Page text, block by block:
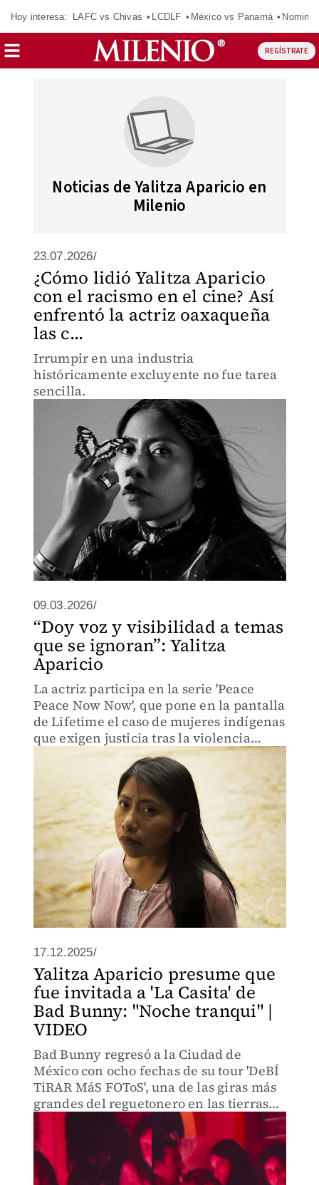
Hoy interesa: LAFC vs Chivas LCDLF México vs Panamá
REGÍSTRATE
Noticias de Yalitza Aparicio en
Milenio
23.07.2026/
¿Cómo lidió Yalitza Aparicio
con el racismo en el cine? Así
enfrentó la actriz oaxaqueña
las c...
Irrumpir en una industria
históricamente excluyente no fue tarea
sencilla.
09.03.2026/
“Doy voz y visibilidad a temas
que se ignoran”: Yalitza
Aparicio
La actriz participa en la serie 'Peace
Peace Now Now', que pone en la pantalla
de Lifetime el caso de mujeres indígenas
que exigen justicia tras la violencia
sexual sufrida en el conflicto armado de
17.12.2025/
Yalitza Aparicio presume que
fue invitada a 'La Casita' de
Bad Bunny: "Noche tranqui" |
VIDEO
Bad Bunny regresó a la Ciudad de
México con ocho fechas de su tour 'DeBÍ
TiRAR MáS FOToS', una de las giras más
grandes del reguetonero en las tierras
aztecas.